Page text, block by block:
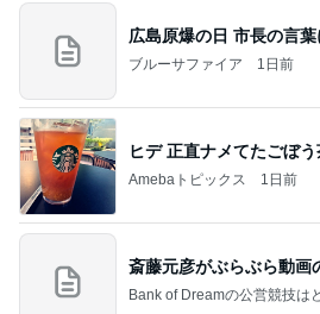
広島原爆の日 市長の言
ブルーサファイア 1日前
ヒデ 正直ナメてたごぼ
Amebaトピックス 1日前
斎藤元彦がぶらぶら動画
Bank of Dreamの公営競技は